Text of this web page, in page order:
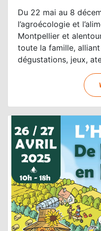
Du 22 mai au 8
l’agroécologie et
Montpellier et
toute la famille,
dégustations, jeux,